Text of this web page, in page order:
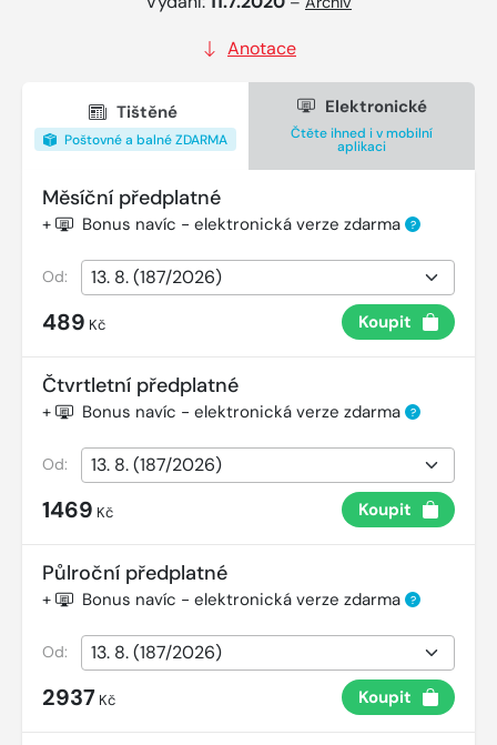
Anotace
Tištěné
Poštovné a balné ZDARMA
Elektronické
Čtěte ihned i v mobilní
aplikaci
Měsíční předplatné
+ Bonus navíc - elektronická verze zdarma ?
Od:
489 Kč Koupit
Čtvrtletní předplatné
+ Bonus navíc - elektronická verze zdarma ?
Od:
1469 Kč Koupit
Půlroční předplatné
+ Bonus navíc - elektronická verze zdarma ?
Od:
2937 Kč Koupit